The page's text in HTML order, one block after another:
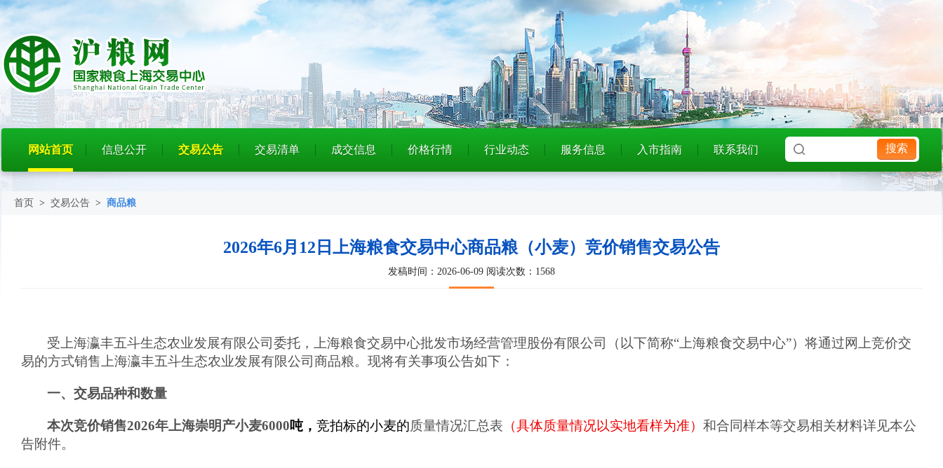
网站首页 信息公开 交易公告 交易清单 成交信息 价格行情 行业动态 服务信息 入市指南 联系我们 搜索
首页 > 交易公告 > 商品粮
2026年6月12日上海粮食交易中心商品粮（小麦）竞价销售交易公告
发稿时间：2026-06-09 阅读次数：1568
受上海瀛丰五斗生态农业发展有限公司委托，上海粮食交易中心批发市场经营管理股份有限公司（以下简称“上海粮食交易中心”）将通过网上竞价交
易的方式销售上海瀛丰五斗生态农业发展有限公司商品粮。现将有关事项公告如下：
一、交易品种和数量
本次竞价销售2026年上海崇明产小麦6000吨，竞拍标的小麦的质量情况汇总表 （具体质量情况以实地看样为准）和合同样本等交易相关材料详见本公
告附件。